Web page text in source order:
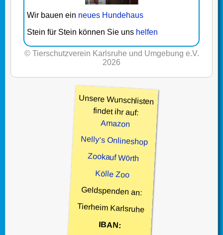
Wir bauen ein neues Hundehaus
Stein für Stein können Sie uns helfen
© Tierschutzverein Karlsruhe und Umgebung e.V.
2026
Unsere Wunschlisten
findet ihr auf:
Amazon
Nelly’s Onlineshop
Zookauf Wörth
Kölle Zoo
Geldspenden an:
Tierheim Karlsruhe
IBAN: